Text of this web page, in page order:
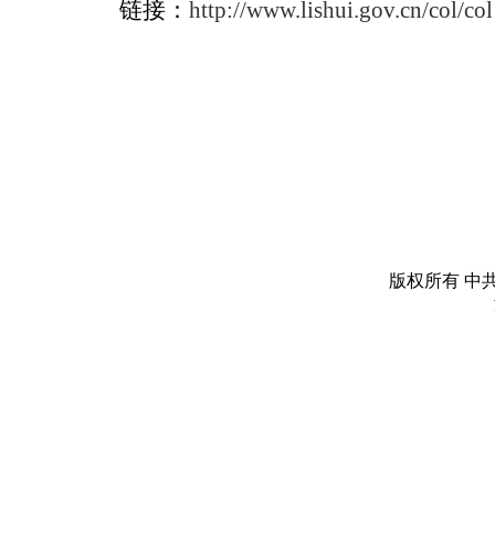
链接： http://www.lishui.gov.cn/col/
版权所有 中